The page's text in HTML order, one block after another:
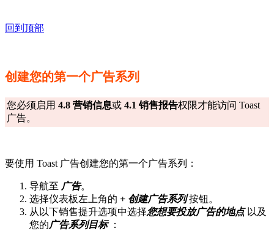
回到顶部
创建您的第一个广告系列
您必须启用 4.8 营销信息或 4.1 销售报告权限才能访问 Toast
广告。
要使用 Toast 广告创建您的第一个广告系列：
导航至 广告。
选择仪表板左上角的 + 创建广告系列按钮 。
从以下销售提升选项中选择您想要投放广告的地点 以及
您的广告系列目标 ：